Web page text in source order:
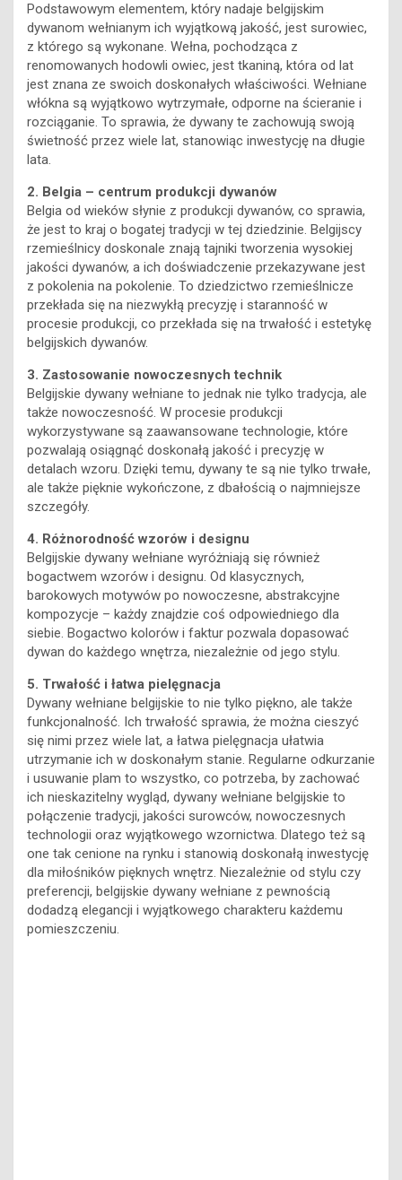
Podstawowym elementem, który nadaje belgijskim
dywanom wełnianym ich wyjątkową jakość, jest surowiec,
z którego są wykonane. Wełna, pochodząca z
renomowanych hodowli owiec, jest tkaniną, która od lat
jest znana ze swoich doskonałych właściwości. Wełniane
włókna są wyjątkowo wytrzymałe, odporne na ścieranie i
rozciąganie. To sprawia, że dywany te zachowują swoją
świetność przez wiele lat, stanowiąc inwestycję na długie
lata.
2. Belgia – centrum produkcji dywanów
Belgia od wieków słynie z produkcji dywanów, co sprawia,
że jest to kraj o bogatej tradycji w tej dziedzinie. Belgijscy
rzemieślnicy doskonale znają tajniki tworzenia wysokiej
jakości dywanów, a ich doświadczenie przekazywane jest
z pokolenia na pokolenie. To dziedzictwo rzemieślnicze
przekłada się na niezwykłą precyzję i staranność w
procesie produkcji, co przekłada się na trwałość i estetykę
belgijskich dywanów.
3. Zastosowanie nowoczesnych technik
Belgijskie dywany wełniane to jednak nie tylko tradycja, ale
także nowoczesność. W procesie produkcji
wykorzystywane są zaawansowane technologie, które
pozwalają osiągnąć doskonałą jakość i precyzję w
detalach wzoru. Dzięki temu, dywany te są nie tylko trwałe,
ale także pięknie wykończone, z dbałością o najmniejsze
szczegóły.
4. Różnorodność wzorów i designu
Belgijskie dywany wełniane wyróżniają się również
bogactwem wzorów i designu. Od klasycznych,
barokowych motywów po nowoczesne, abstrakcyjne
kompozycje – każdy znajdzie coś odpowiedniego dla
siebie. Bogactwo kolorów i faktur pozwala dopasować
dywan do każdego wnętrza, niezależnie od jego stylu.
5. Trwałość i łatwa pielęgnacja
Dywany wełniane belgijskie to nie tylko piękno, ale także
funkcjonalność. Ich trwałość sprawia, że można cieszyć
się nimi przez wiele lat, a łatwa pielęgnacja ułatwia
utrzymanie ich w doskonałym stanie. Regularne odkurzanie
i usuwanie plam to wszystko, co potrzeba, by zachować
ich nieskazitelny wygląd, dywany wełniane belgijskie to
połączenie tradycji, jakości surowców, nowoczesnych
technologii oraz wyjątkowego wzornictwa. Dlatego też są
one tak cenione na rynku i stanowią doskonałą inwestycję
dla miłośników pięknych wnętrz. Niezależnie od stylu czy
preferencji, belgijskie dywany wełniane z pewnością
dodadzą elegancji i wyjątkowego charakteru każdemu
pomieszczeniu.